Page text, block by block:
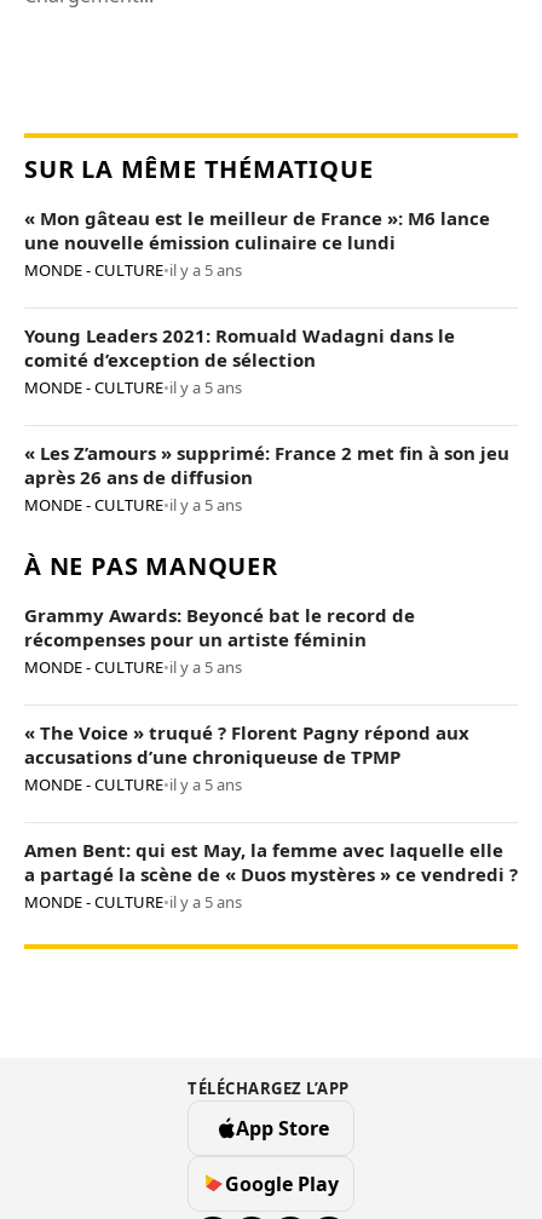
SUR LA MÊME THÉMATIQUE
« Mon gâteau est le meilleur de France »: M6 lance
une nouvelle émission culinaire ce lundi
MONDE - CULTURE•il y a 5 ans
Young Leaders 2021: Romuald Wadagni dans le
comité d’exception de sélection
MONDE - CULTURE•il y a 5 ans
« Les Z’amours » supprimé: France 2 met fin à son jeu
après 26 ans de diffusion
MONDE - CULTURE•il y a 5 ans
À NE PAS MANQUER
Grammy Awards: Beyoncé bat le record de
récompenses pour un artiste féminin
MONDE - CULTURE•il y a 5 ans
« The Voice » truqué ? Florent Pagny répond aux
accusations d’une chroniqueuse de TPMP
MONDE - CULTURE•il y a 5 ans
Amen Bent: qui est May, la femme avec laquelle elle
a partagé la scène de « Duos mystères » ce vendredi ?
MONDE - CULTURE•il y a 5 ans
TÉLÉCHARGEZ L’APP
App Store
Google Play